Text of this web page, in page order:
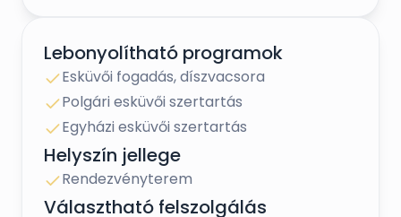
híresült el. Hogy miért, abba most ne menjünk
bele, de szóban szívesen elmeséljük… :)
A Vendéglő a 90-es években került vissza
családunkhoz, s a reánkmaradt jellegzetes
szocreál stílust igyekeztünk egy családias
vendéglő hangulatához igazítani. Ez persze
névváltással – „Potyagól” – is párosult: Az új
cégért futballkapus előéletem ihlette, ám
kevesen tudják, az igazi kiötlője Csuhai Beró volt,
Lebonyolítható programok
Esküvői fogadás, díszvacsora
Polgári esküvői szertartás
Egyházi esküvői szertartás
Helyszín jellege
Rendezvényterem
Választható felszolgálás